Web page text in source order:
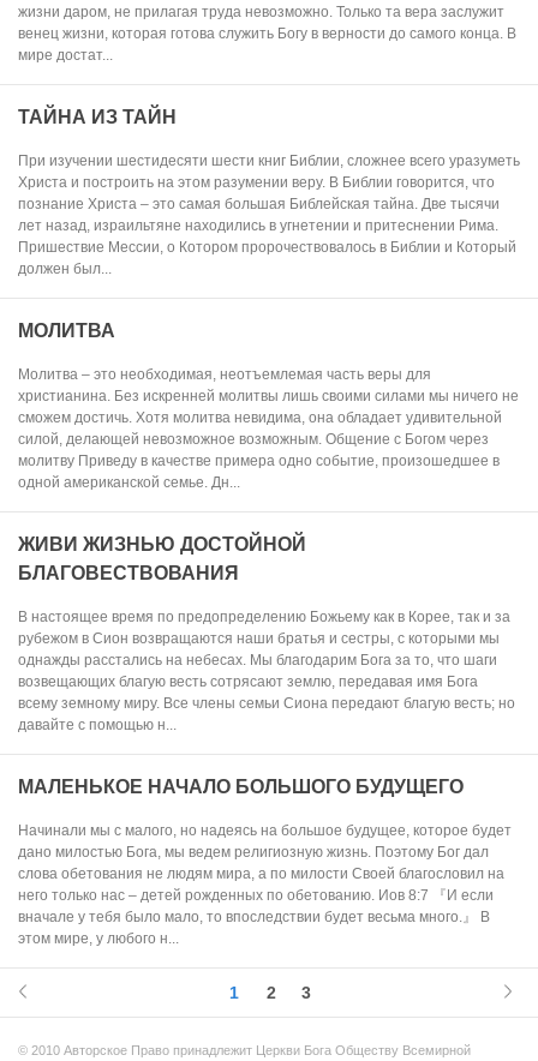
жизни даром, не прилагая труда невозможно. Только та вера заслужит
венец жизни, которая готова служить Богу в верности до самого конца. В
мире достат...
ТАЙНА ИЗ ТАЙН
При изучении шестидесяти шести книг Библии, сложнее всего уразуметь
Христа и построить на этом разумении веру. В Библии говорится, что
познание Христа – это самая большая Библейская тайна. Две тысячи
лет назад, израильтяне находились в угнетении и притеснении Рима.
Пришествие Мессии, о Котором пророчествовалось в Библии и Который
должен был...
МОЛИТВА
Молитва – это необходимая, неотъемлемая часть веры для
христианина. Без искренней молитвы лишь своими силами мы ничего не
сможем достичь. Хотя молитва невидима, она обладает удивительной
силой, делающей невозможное возможным. Общение с Богом через
молитву Приведу в качестве примера одно событие, произошедшее в
одной американской семье. Дн...
ЖИВИ ЖИЗНЬЮ ДОСТОЙНОЙ
БЛАГОВЕСТВОВАНИЯ
В настоящее время по предопределению Божьему как в Корее, так и за
рубежом в Сион возвращаются наши братья и сестры, с которыми мы
однажды расстались на небесах. Мы благодарим Бога за то, что шаги
возвещающих благую весть сотрясают землю, передавая имя Бога
всему земному миру. Все члены семьи Сиона передают благую весть; но
давайте с помощью н...
МАЛЕНЬКОЕ НАЧАЛО БОЛЬШОГО БУДУЩЕГО
Начинали мы с малого, но надеясь на большое будущее, которое будет
дано милостью Бога, мы ведем религиозную жизнь. Поэтому Бог дал
слова обетования не людям мира, а по милости Своей благословил на
него только нас – детей рожденных по обетованию. Иов 8:7 『И если
вначале у тебя было мало, то впоследствии будет весьма много.』 В
этом мире, у любого н...
1 2 3
© 2010 Авторское Право принадлежит Церкви Бога Обществу Всемирной